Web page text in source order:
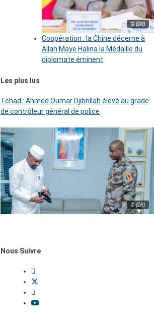
© (DR)
Coopération : la Chine décerne à
Allah Maye Halina la Médaille du
diplomate éminent
Les plus lus
Tchad : Ahmed Oumar Djibrillah élevé au grade
de contrôleur général de police
© (DR)
Nous Suivre